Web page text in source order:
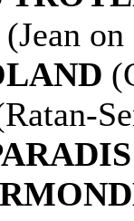
(Jean